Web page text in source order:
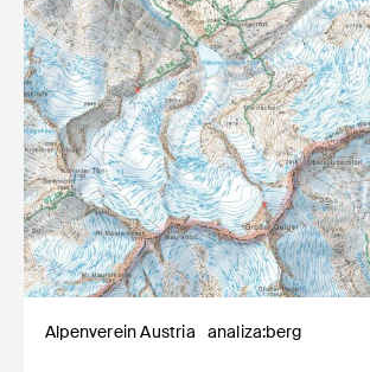
Alpenverein Austria analiza:berg